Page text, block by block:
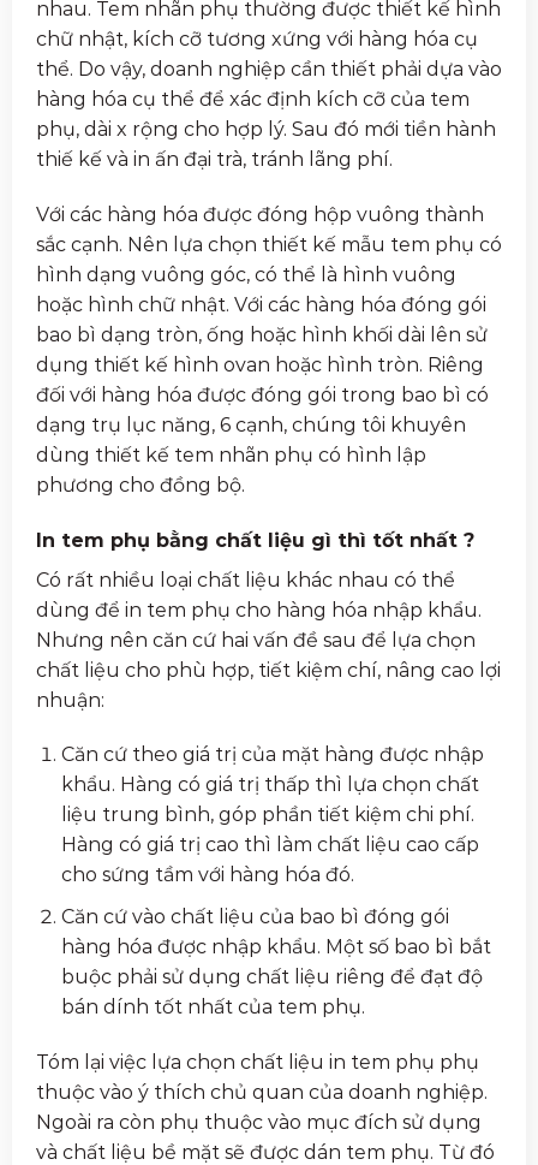
nhau. Tem nhãn phụ thường được thiết kế hình
chữ nhật, kích cỡ tương xứng với hàng hóa cụ
thể. Do vậy, doanh nghiệp cần thiết phải dựa vào
hàng hóa cụ thể để xác định kích cỡ của tem
phụ, dài x rộng cho hợp lý. Sau đó mới tiền hành
thiế kế và in ấn đại trà, tránh lãng phí.
Với các hàng hóa được đóng hộp vuông thành
sắc cạnh. Nên lựa chọn thiết kế mẫu tem phụ có
hình dạng vuông góc, có thể là hình vuông
hoặc hình chữ nhật. Với các hàng hóa đóng gói
bao bì dạng tròn, ống hoặc hình khối dài lên sử
dụng thiết kế hình ovan hoặc hình tròn. Riêng
đối với hàng hóa được đóng gói trong bao bì có
dạng trụ lục năng, 6 cạnh, chúng tôi khuyên
dùng thiết kế tem nhãn phụ có hình lập
phương cho đồng bộ.
In tem phụ bằng chất liệu gì thì tốt nhất ?
Có rất nhiều loại chất liệu khác nhau có thể
dùng để in tem phụ cho hàng hóa nhập khẩu.
Nhưng nên căn cứ hai vấn đề sau để lựa chọn
chất liệu cho phù hợp, tiết kiệm chí, nâng cao lợi
nhuận:
Căn cứ theo giá trị của mặt hàng được nhập
khẩu. Hàng có giá trị thấp thì lựa chọn chất
liệu trung bình, góp phần tiết kiệm chi phí.
Hàng có giá trị cao thì làm chất liệu cao cấp
cho sứng tầm với hàng hóa đó.
Căn cứ vào chất liệu của bao bì đóng gói
hàng hóa được nhập khẩu. Một số bao bì bắt
buộc phải sử dụng chất liệu riêng để đạt độ
bán dính tốt nhất của tem phụ.
Tóm lại việc lựa chọn chất liệu in tem phụ phụ
thuộc vào ý thích chủ quan của doanh nghiệp.
Ngoài ra còn phụ thuộc vào mục đích sử dụng
và chất liệu bề mặt sẽ được dán tem phụ. Từ đó